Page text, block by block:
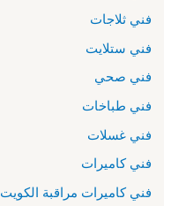
فني ثلاجات
فني ستلايت
فني صحي
فني طباخات
فني غسلات
فني كاميرات
فني كاميرات مراقبة الكويت